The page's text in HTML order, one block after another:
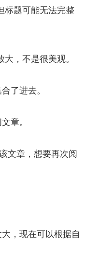
标题可能无法完整
，不是很美观。
了进去。
章。
文章，想要再次阅
，现在可以根据自